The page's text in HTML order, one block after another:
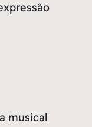
musical